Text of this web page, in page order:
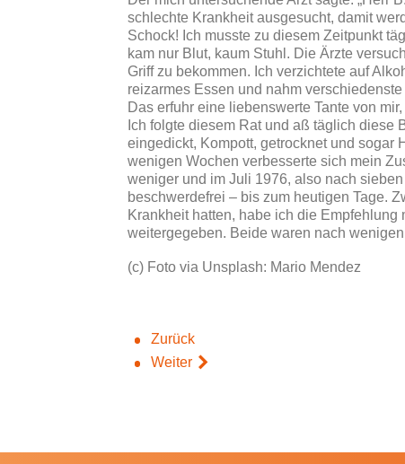
schlechte Krankheit ausgesucht, damit
Schock! Ich musste zu diesem Zeitpunkt
kam nur Blut, kaum Stuhl. Die Ärzte
Griff zu bekommen. Ich verzichtete auf
reizarmes Essen und nahm
Das erfuhr eine liebenswerte Tante von
Ich folgte diesem Rat und aß täglich diese
eingedickt, Kompott, getrocknet und sogar
wenigen Wochen verbesserte sich mein
weniger und im Juli 1976, also nach
beschwerdefrei – bis zum heutigen Tage.
Krankheit hatten, habe ich die Empfehlung
weitergegeben. Beide waren nach
(c) Foto via Unsplash: Mario Mendez
Zurück
Weiter